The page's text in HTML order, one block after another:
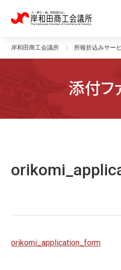
岸和
岸和田商工会議所 所報折込みサー
添付フ
orikomi_application_form